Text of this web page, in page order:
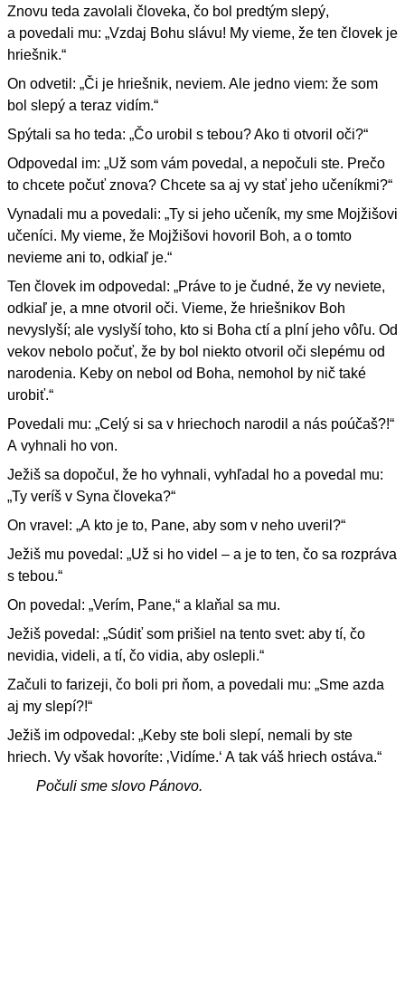
Znovu teda zavolali človeka, čo bol predtým slepý,
a povedali mu: „Vzdaj Bohu slávu! My vieme, že ten človek je
hriešnik.“
On odvetil: „Či je hriešnik, neviem. Ale jedno viem: že som
bol slepý a teraz vidím.“
Spýtali sa ho teda: „Čo urobil s tebou? Ako ti otvoril oči?“
Odpovedal im: „Už som vám povedal, a nepočuli ste. Prečo
to chcete počuť znova? Chcete sa aj vy stať jeho učeníkmi?“
Vynadali mu a povedali: „Ty si jeho učeník, my sme Mojžišovi
učeníci. My vieme, že Mojžišovi hovoril Boh, a o tomto
nevieme ani to, odkiaľ je.“
Ten človek im odpovedal: „Práve to je čudné, že vy neviete,
odkiaľ je, a mne otvoril oči. Vieme, že hriešnikov Boh
nevyslyší; ale vyslyší toho, kto si Boha ctí a plní jeho vôľu. Od
vekov nebolo počuť, že by bol niekto otvoril oči slepému od
narodenia. Keby on nebol od Boha, nemohol by nič také
urobiť.“
Povedali mu: „Celý si sa v hriechoch narodil a nás poúčaš?!“
A vyhnali ho von.
Ježiš sa dopočul, že ho vyhnali, vyhľadal ho a povedal mu:
„Ty veríš v Syna človeka?“
On vravel: „A kto je to, Pane, aby som v neho uveril?“
Ježiš mu povedal: „Už si ho videl – a je to ten, čo sa rozpráva
s tebou.“
On povedal: „Verím, Pane,“ a klaňal sa mu.
Ježiš povedal: „Súdiť som prišiel na tento svet: aby tí, čo
nevidia, videli, a tí, čo vidia, aby oslepli.“
Začuli to farizeji, čo boli pri ňom, a povedali mu: „Sme azda
aj my slepí?!“
Ježiš im odpovedal: „Keby ste boli slepí, nemali by ste
hriech. Vy však hovoríte: ‚Vidíme.‘ A tak váš hriech ostáva.“
Počuli sme slovo Pánovo.